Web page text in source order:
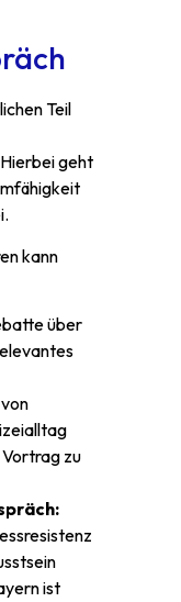
Teil
geht
kann
über
zu
ist